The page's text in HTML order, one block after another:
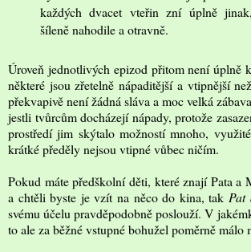
každých dvacet vteřin zní úplně
šíleně nahodile a otravně.
Úroveň jednotlivých epizod přitom není úplně
některé jsou zřetelně nápaditější a vtipnější
překvapivě není žádná sláva a moc velká
jestli tvůrcům docházejí nápady, protože
prostředí jim skýtalo možností mnoho,
krátké předěly nejsou vtipné vůbec ničím.
Pokud máte předškolní děti, které znají Pata a
a chtěli byste je vzít na něco do kina, tak Pat
svému účelu pravděpodobně poslouží. V
to ale za běžné vstupné bohužel poměrně málo